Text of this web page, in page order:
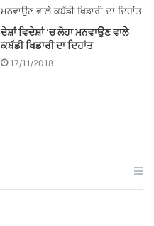
ਦੇਸ਼ਾਂ ਵਿਦੇਸ਼ਾਂ ‘ਚ ਲੋਹਾ ਮਨਵਾਉਣ ਵਾਲੇੇ
ਕਬੱਡੀ ਖਿਡਾਰੀ ਦਾ ਦਿਹਾਂਤ
17/11/2018